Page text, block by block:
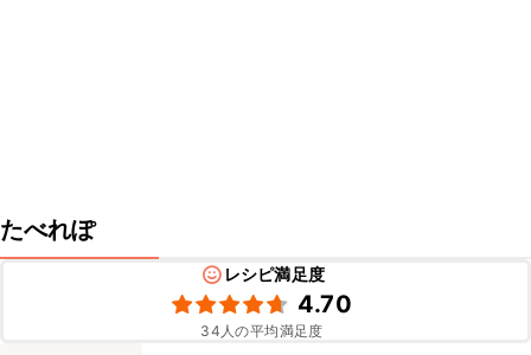
たべれぽ
レシピ満足度
4.70
34 人の平均満足度